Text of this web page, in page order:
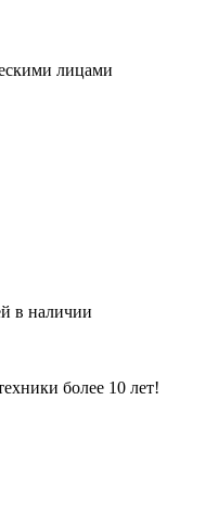
лицами
в наличии
более 10 лет!